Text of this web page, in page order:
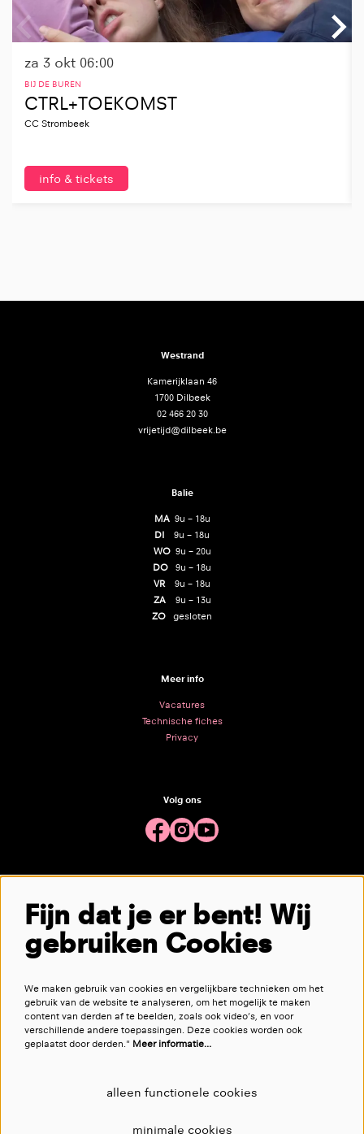
CTRL+TOEKOMST
CC Strombeek
BIJ DE BUREN
za 3 okt 06:00
info & tickets
Westrand
Kamerijklaan 46
1700 Dilbeek
02 466 20 30
vrijetijd@dilbeek.be
Balie
MA 9u – 18u
DI 9u – 18u
WO9u – 20u
DO 9u – 18u
VR 9u – 18u
ZA
9u – 13u
ZO gesloten
Meer info
Vacatures
Technische fiches
Privacy
Volg ons
Meld je aan voor de nieuwsbrief
aanmelden
Deze site wordt beschermd door reCAPTCHA, dataverwerking gebeurt in overeenstemming met de
Cloud Data Processing
Addendumvan Google.
Fijn dat je er bent! Wij
gebruiken Cookies
We maken gebruik van cookies en vergelijkbare technieken om het
gebruik van de website te analyseren, om het mogelijk te maken
content van derden af te beelden, zoals ook video’s, en voor
verschillende andere toepassingen. Deze cookies worden ook
geplaatst door derden." Meer informatie…
alleen functionele cookies
minimale cookies